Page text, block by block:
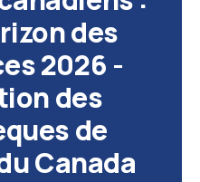
des
2026 -
des
de
Canada